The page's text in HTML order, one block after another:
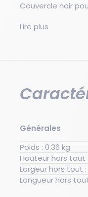
Couvercle noir
Couvercle rond
Lire plus
Générales
Poids : 0.36 kg